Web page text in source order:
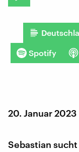
Spotify
20. Januar 2023
Sebastian